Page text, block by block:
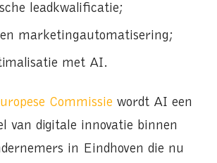
leadkwalificatie;
marketingautomatisering;
met AI.
Commissie wordt AI een
van digitale innovatie binnen
in Eindhoven die nu